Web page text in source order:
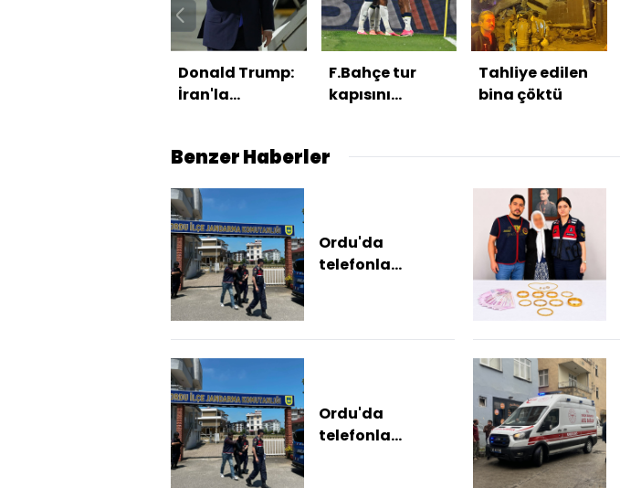
Donald Trump:
İran'la
F.Bahçe tur
kapısını
Tahliye edilen
bina çöktü
Benzer Haberler
Ordu'da
telefonla
Ordu'da
telefonla